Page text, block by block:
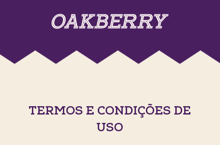
TERMOS E CONDIÇÕES DE
USO